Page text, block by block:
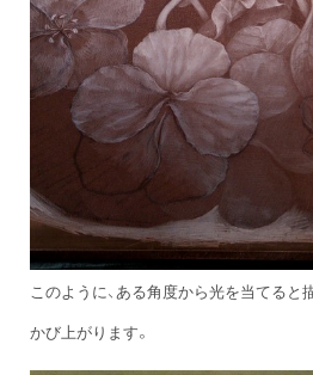
このように、ある角度から光を当てる
かび上がります。